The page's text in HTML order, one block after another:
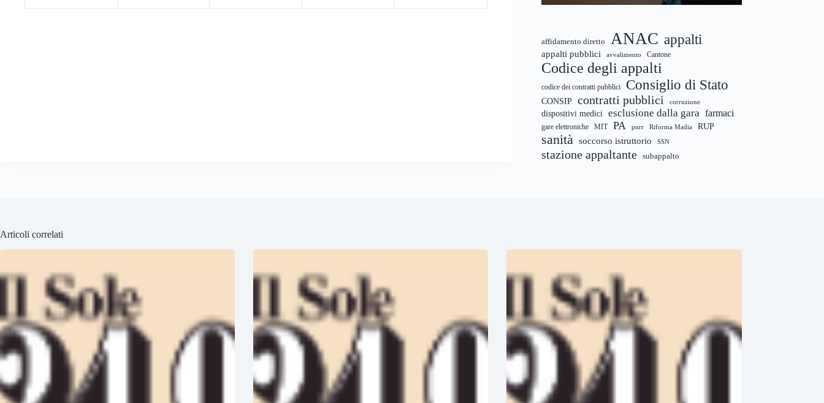
affidamento diretto ANAC appalti
appalti pubblici avvalimento Cantone
Codice degli appalti
codice dei contratti pubblici Consiglio di Stato
CONSIP contratti pubblici corruzione
dispositivi medici esclusione dalla gara farmaci
gare elettroniche MIT PA pnrr Riforma Madia RUP
sanità soccorso istruttorio SSN
stazione appaltante subappalto
Articoli correlati